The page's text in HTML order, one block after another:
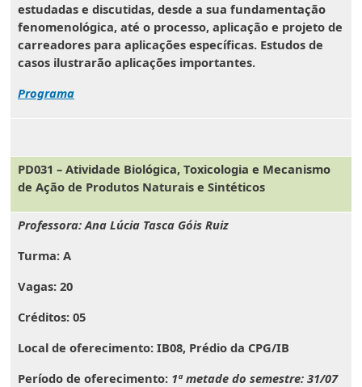
estudadas e discutidas, desde a sua fundamentação
fenomenológica, até o processo, aplicação e projeto de
carreadores para aplicações específicas. Estudos de
casos ilustrarão aplicações importantes.
Programa
PD031 – Atividade Biológica, Toxicologia e Mecanismo
de Ação de Produtos Naturais e Sintéticos
Professora: Ana Lúcia Tasca Góis Ruiz
Turma: A
Vagas: 20
Créditos: 05
Local de oferecimento: IB08, Prédio da CPG/IB
Período de oferecimento: 1ª metade do semestre: 31/07